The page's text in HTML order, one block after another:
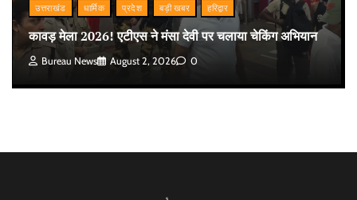
उत्तराखंड धार्मिक प्रदेश बड़ी खबर हरिद्वार
कावड़ मेला 2026! एटीएस ने मंसा देवी पर चलाया चेकिंग अभियान
Bureau News August 2, 2026 0